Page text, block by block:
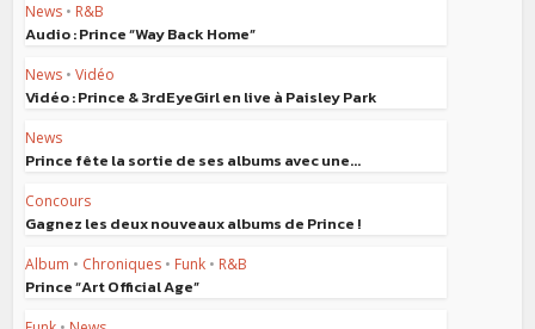
News • R&B
Audio : Prince “Way Back Home”
News • Vidéo
Vidéo : Prince & 3rdEyeGirl en live à Paisley Park
News
Prince fête la sortie de ses albums avec une...
Concours
Gagnez les deux nouveaux albums de Prince !
Album • Chroniques • Funk • R&B
Prince “Art Official Age”